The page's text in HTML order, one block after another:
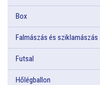
Box
Falmászás és sziklamászás
Futsal
Hőlégballon